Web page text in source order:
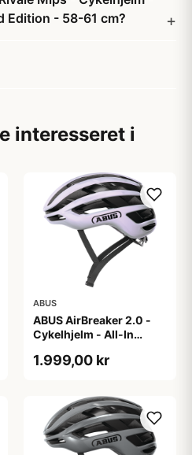
Edition - 58-61 cm?
interesseret i
ABUS
ABUS AirBreaker 2.0 -
Cykelhjelm - All-In
1.999,00 kr